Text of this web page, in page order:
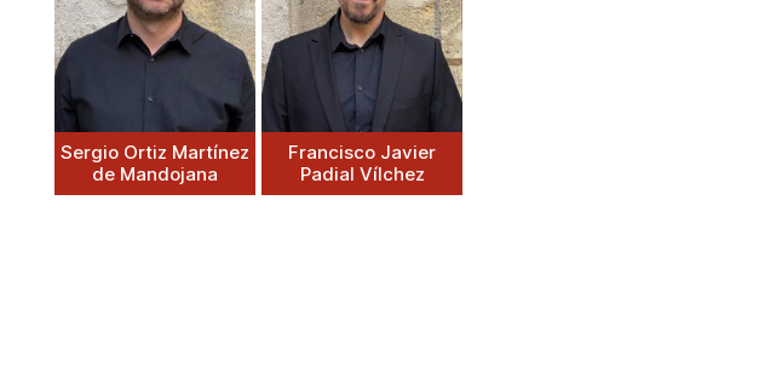
Sergio Ortiz Martínez
de Mandojana
Francisco Javier
Padial Vílchez